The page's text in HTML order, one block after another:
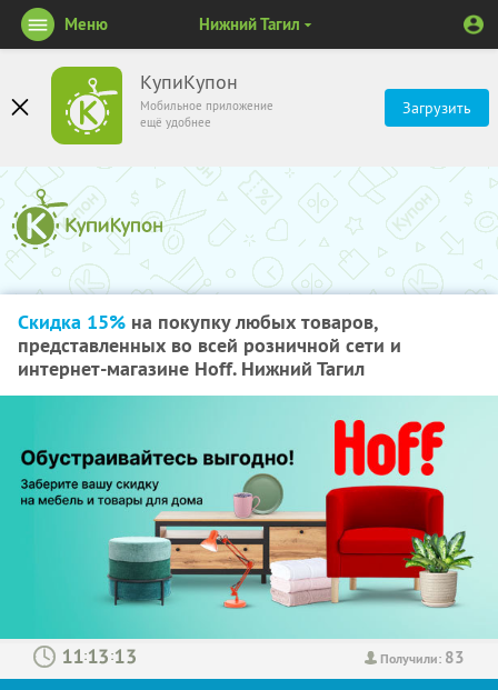
КупиКупон
Мобильное приложение
ещё удобнее
Загрузить
Меню Нижний Тагил
Скидка 15% на покупку любых товаров,
представленных во всей розничной сети и
интернет-магазине Hoff. Нижний Тагил
Получили: 83
: :